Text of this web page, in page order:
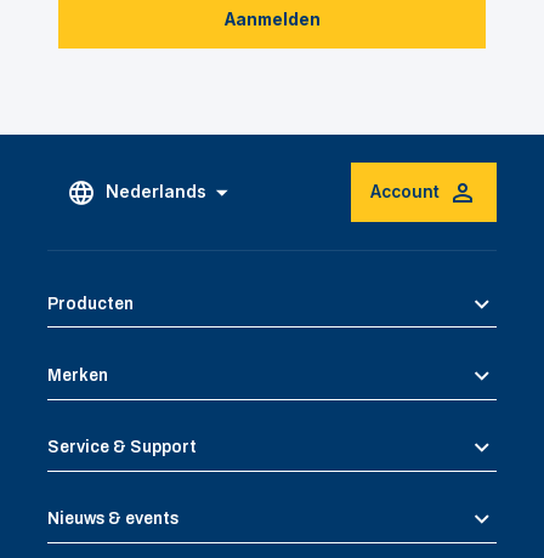
Aanmelden
Nederlands Account
Producten
Merken
Service & Support
Nieuws & events